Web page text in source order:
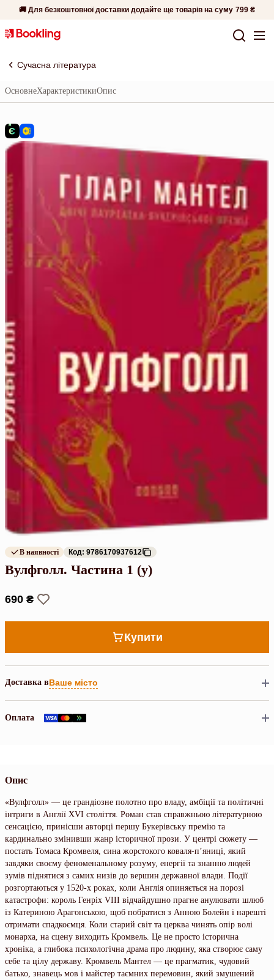
🚚 Для безкоштовної доставки додайте ще товарів на суму 799 ₴
Сучасна література
ОсновнеХарактеристикиОпис
В наявності Код: 9786170937612
Вулфголл. Частина 1 (у)
690 ₴
Купити
Доставка вВаше місто
Оплата
Опис
«Вулфголл» — це грандіозне полотно про владу, амбіції та політичні
інтриги в Англії XVI століття. Роман став справжньою літературною
сенсацією, принісши авторці першу Букерівську премію та
кардинально змінивши жанр історичної прози. У центрі сюжету —
постать Томаса Кромвеля, сина жорстокого коваля-п’яниці, який
завдяки своєму феноменальному розуму, енергії та знанню людей
зумів піднятися з самих низів до вершин державної влади. Події
розгортаються у 1520-х роках, коли Англія опиняється на порозі
катастрофи: король Генріх VIII відчайдушно прагне анулювати шлюб
із Катериною Арагонською, щоб побратися з Анною Болейн і нарешті
отримати спадкоємця. Коли старий світ та церква чинять опір волі
монарха, на сцену виходить Кромвель. Це не просто історична
хроніка, а глибока психологічна драма про людину, яка створює саму
себе та цілу державу. Кромвель Мантел — це прагматик, чудовий
батько, знавець мов і майстер таємних перемовин, який змушений